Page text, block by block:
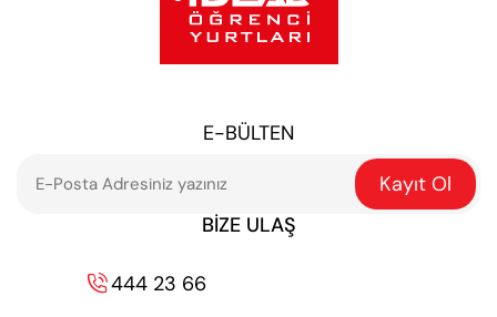
E-BÜLTEN
Kayıt Ol
BIZE ULAŞ
444 23 66